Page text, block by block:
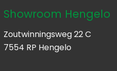
Showroom Hengelo
Zoutwinningsweg 22 C
7554 RP Hengelo